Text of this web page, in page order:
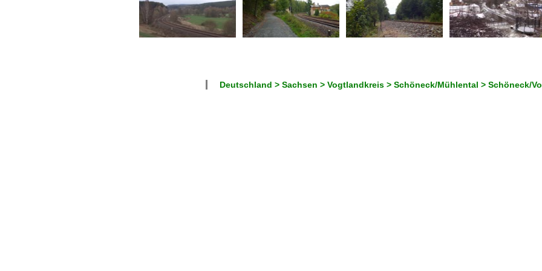
Deutschland > Sachsen > Vogtlandkreis > Schöneck/Mühlental > Schöneck/